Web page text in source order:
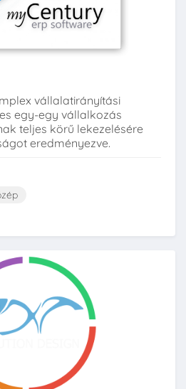
vállalatirányítási
egy-egy vállalkozás
teljes körű lekezelésére
eredményezve.